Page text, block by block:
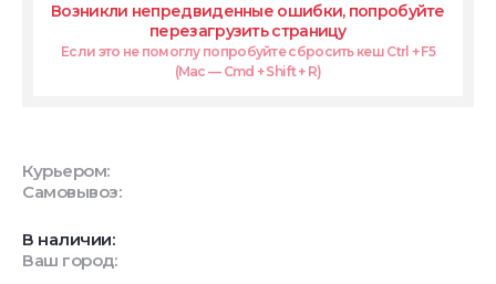
Возникли непредвиденные ошибки, попробуйте
перезагрузить страницу
Если это не помоглу попробуйте сбросить кеш Ctrl + F5
(Mac — Cmd + Shift + R)
Курьером:
Самовывоз:
В наличии:
Ваш город: